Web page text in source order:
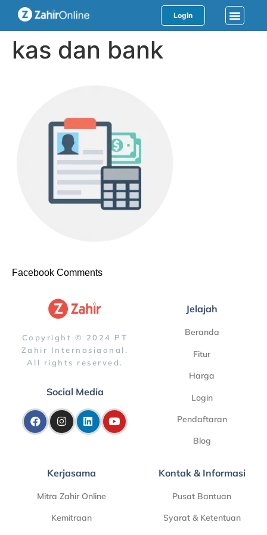
Login
kas dan bank
Facebook Comments
Copyright © 2024 PT
Zahir Internasiaonal.
All rights reserved.
Social Media
Jelajah
Beranda
Fitur
Harga
Login
Pendaftaran
Blog
Kerjasama
Mitra Zahir Online
Kemitraan
Kontak & Informasi
Pusat Bantuan
Syarat & Ketentuan